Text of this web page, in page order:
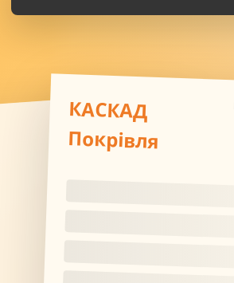
КАСКАД
Покрівля